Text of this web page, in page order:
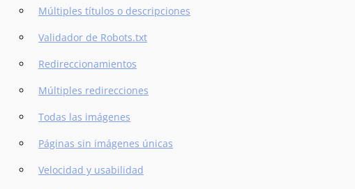
Múltiples títulos o descripciones
Validador de Robots.txt
Redireccionamientos
Múltiples redirecciones
Todas las imágenes
Páginas sin imágenes únicas
Velocidad y usabilidad